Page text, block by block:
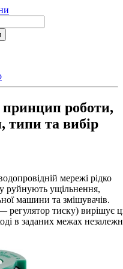
роботи,
типи та вибір
мережі рідко
руйнують ущільнення,
машини та змішувачів.
регулятор тиску) вирішує
в заданих межах